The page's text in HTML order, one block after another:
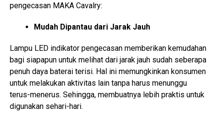
pengecasan MAKA Cavalry:
Mudah Dipantau dari Jarak Jauh
Lampu LED indikator pengecasan memberikan kemudahan
bagi siapapun untuk melihat dari jarak jauh sudah seberapa
penuh daya baterai terisi. Hal ini memungkinkan konsumen
untuk melakukan aktivitas lain tanpa harus menunggu
terus-menerus. Sehingga, membuatnya lebih praktis untuk
digunakan sehari-hari.